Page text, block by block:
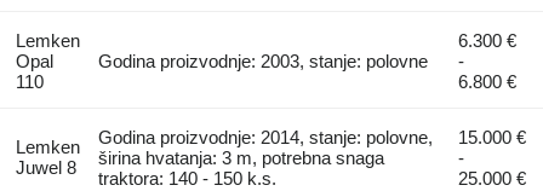
Lemken
Opal
110
Godina proizvodnje: 2003, stanje: polovne
6.300 €
-
6.800 €
Lemken
Juwel 8
Godina proizvodnje: 2014, stanje: polovne,
širina hvatanja: 3 m, potrebna snaga
traktora: 140 - 150 k.s.
15.000 €
-
25.000 €